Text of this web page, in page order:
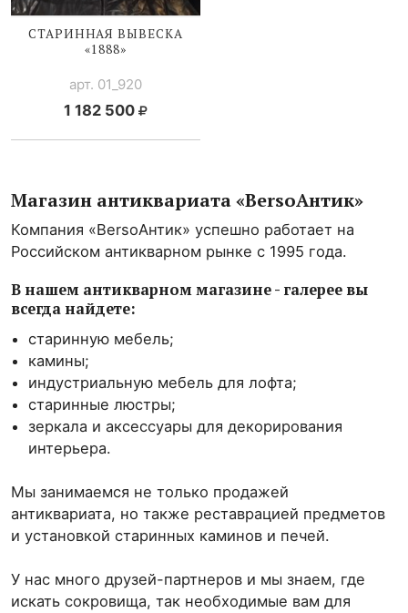
СТАРИННАЯ ВЫВЕСКА
«1888»
арт. 01_920
1 182 500
Магазин антиквариата «BersoАнтик»
Компания «BersoАнтик» успешно работает на
Российском антикварном рынке с 1995 года.
В нашем антикварном магазине - галерее вы
всегда найдете:
старинную мебель;
камины;
индустриальную мебель для лофта;
старинные люстры;
зеркала и аксессуары для декорирования
интерьера.
Мы занимаемся не только продажей
антиквариата, но также реставрацией предметов
и установкой старинных каминов и печей.
У нас много друзей-партнеров и мы знаем, где
искать сокровища, так необходимые вам для